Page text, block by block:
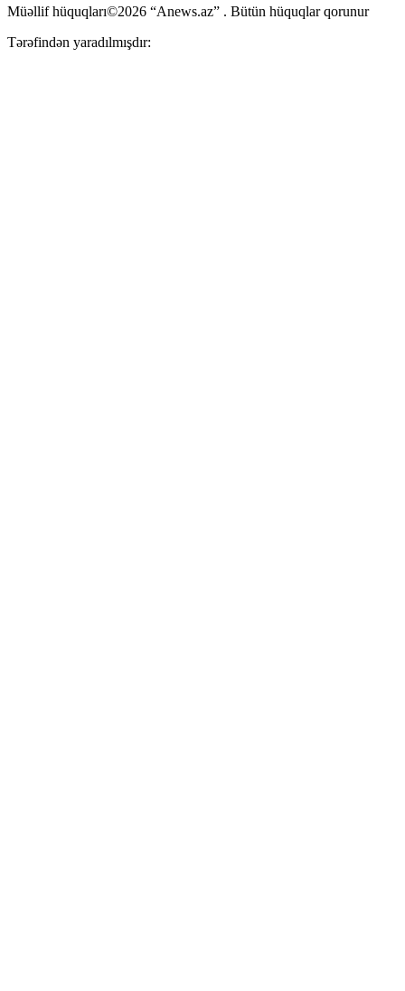
Müəllif hüquqları©2026 “Anews.az” . Bütün hüquqlar qorunur
Tərəfindən yaradılmışdır: